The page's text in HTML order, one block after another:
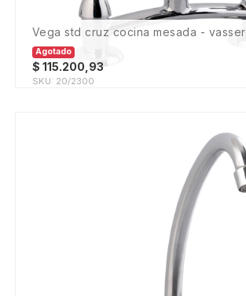
vega std cruz cocina mesada - vasser
Agotado
$ 115.200,93
SKU: 20/2300